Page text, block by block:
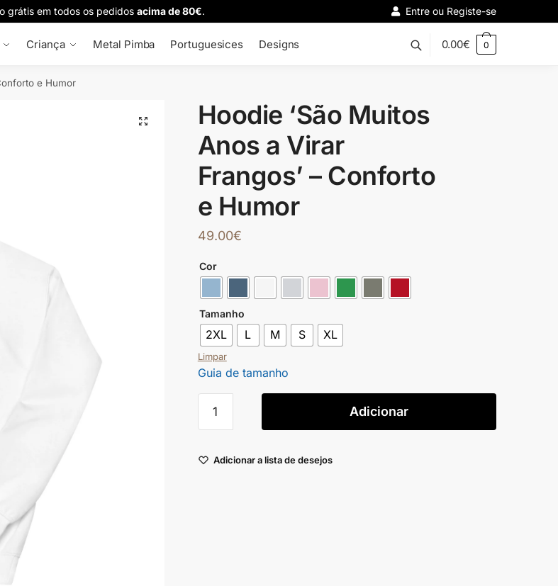
em todos os pedidos acima de 80€. Entre ou Registe-se
Criança Metal Pimba Portuguesices Designs 0.00€ 0
e Humor
🔍
Hoodie ‘São Muitos
Anos a Virar
Frangos’ – Conforto
e Humor
49.00€
Cor
Tamanho
2XL L M S XL
Limpar
Guia de tamanho
Adicionar
Adicionar a lista de desejos